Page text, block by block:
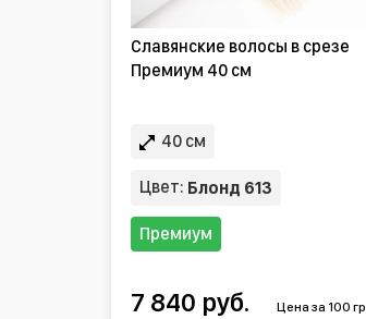
Славянские волосы в срезе
Премиум 40 см
40 см
Цвет: Блонд 613
Премиум
7 840 руб. Цена за 100 гр.